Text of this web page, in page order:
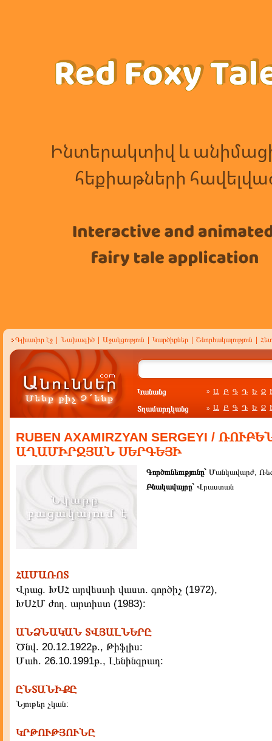
Գլխավոր էջ Նախագիծ Աջակցություն Կարծիքներ Շնորհակալություն
Կանանց » Ա Բ Գ Դ Ե Զ
Տղամարդկանց » Ա Բ Գ Դ Ե Զ
RUBEN AXAMIRZYAN SERGEYI /
ԱՂԱՄԻՐԶՅԱՆ ՍԵՐԳԵՅԻ
Գործունեությունը` Մանկավարժ,
Բնակավայրը` Վրաստան
ՀԱՄԱՌՈՏ
Վրաց. ԽՍՀ արվեստի վաստ. գործիչ (1972),
ԽՍՀՄ ժող. արտիստ (1983):
ԱՆՁՆԱԿԱՆ ՏՎՅԱԼՆԵՐԸ
Ծնվ. 20.12.1922թ., Թիֆլիս:
Մահ. 26.10.1991թ., Լենինգրադ:
ԸՆՏԱՆԻՔԸ
Նյութեր չկան:
ԿՐԹՈՒԹՅՈՒՆԸ